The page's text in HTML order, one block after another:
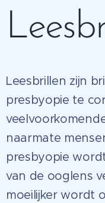
Leesbrillen zijn
presbyopie te
naarmate
presbyopie
van de ooglens
moeilijker wordt